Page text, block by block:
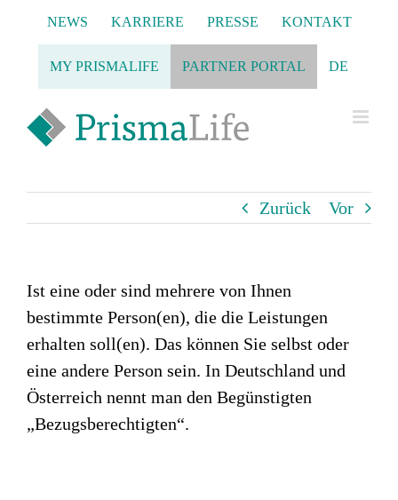
springen
NEWS KARRIERE PRESSE KONTAKT
MY PRISMALIFE PARTNER PORTAL DE
Zurück Vor
Ist eine oder sind mehrere von Ihnen
bestimmte Person(en), die die Leistungen
erhalten soll(en). Das können Sie selbst oder
eine andere Person sein. In Deutschland und
Österreich nennt man den Begünstigten
„Bezugsberechtigten“.